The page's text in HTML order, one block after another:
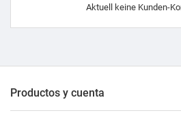
Aktuell keine Kunden-
Productos y cuenta